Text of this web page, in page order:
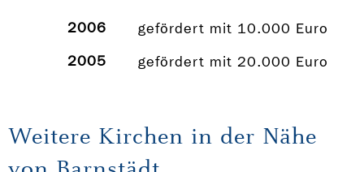
2006
gefördert mit 10.000 Euro
2005
gefördert mit 20.000 Euro
Weitere Kirchen in der Nähe